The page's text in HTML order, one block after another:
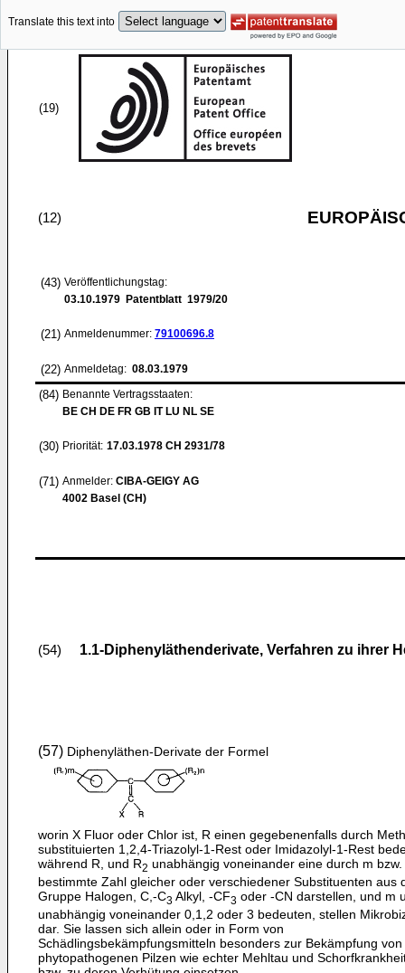
Translate this text into
(19)
(12)
(43) Veröffentlichungstag:
03.10.1979 Patentblatt 1979/20
(21) Anmeldenummer: 79100696.8
(22) Anmeldetag: 08.03.1979
(84) Benannte Vertragsstaaten:
BE CH DE FR GB IT LU NL SE
(30) Priorität: 17.03.1978 CH 2931/78
(71) Anmelder: CIBA-GEIGY AG
4002 Basel (CH)
(54) 1.1-Diphenyläthenderivate, Verfahren zu ihrer
(57) Diphenyläthen-Derivate der Formel
worin X Fluor oder Chlor ist, R einen gegebenenfalls durch
substituierten 1,2,4-Triazolyl-1-Rest oder Imidazolyl-1-Rest
während R, und R2 unabhängig voneinander eine durch m bzw.
bestimmte Zahl gleicher oder verschiedener Substituenten aus
Gruppe Halogen, C,-C3 Alkyl, -CF3 oder -CN darstellen, und m
unabhängig voneinander 0,1,2 oder 3 bedeuten, stellen
dar. Sie lassen sich allein oder in Form von
Schädlingsbekämpfungsmitteln besonders zur Bekämpfung von
phytopathogenen Pilzen wie echter Mehltau und